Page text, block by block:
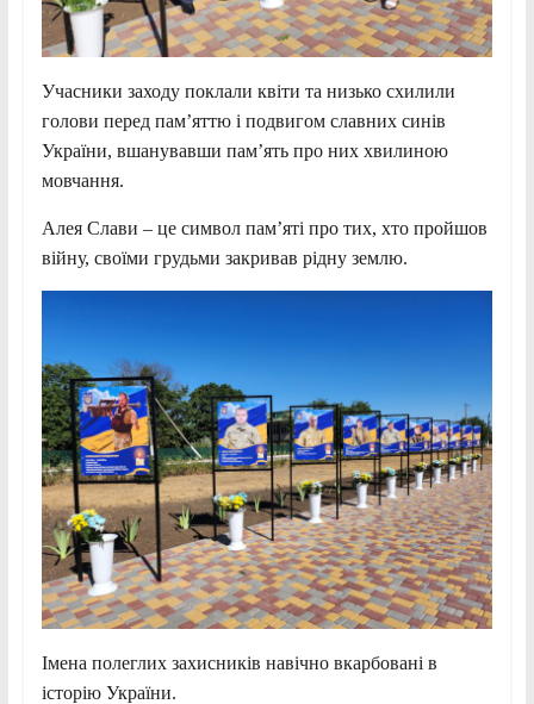
Учасники заходу поклали квіти та низько схилили
голови перед пам’яттю і подвигом славних синів
України, вшанувавши пам’ять про них хвилиною
мовчання.
Алея Слави – це символ пам’яті про тих, хто пройшов
війну, своїми грудьми закривав рідну землю.
Імена полеглих захисників навічно вкарбовані в
історію України.